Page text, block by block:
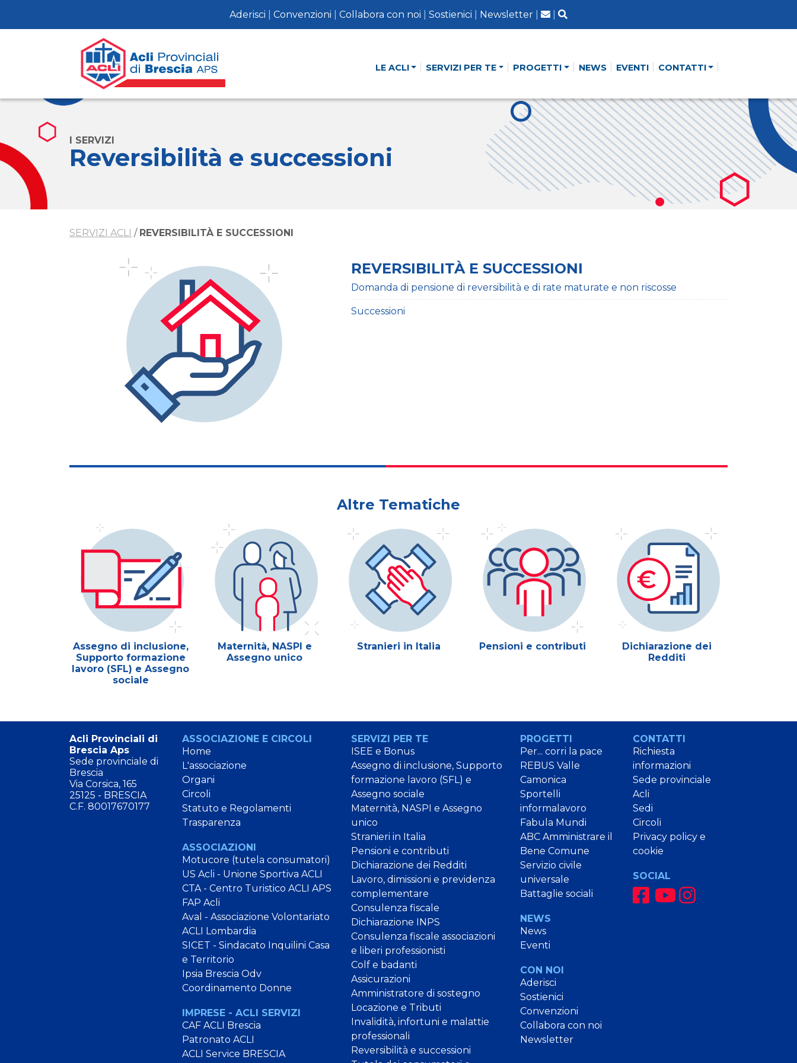
Aderisci Convenzioni Collabora con noi Sostienici Newsletter
LE ACLI SERVIZI PER TE PROGETTI NEWS EVENTI CONTATTI
I SERVIZI
Reversibilità e successioni
SERVIZI ACLI / REVERSIBILITÀ E SUCCESSIONI
REVERSIBILITÀ E SUCCESSIONI
Domanda di pensione di reversibilità e di rate maturate e non riscosse
Successioni
Altre Tematiche
Assegno di inclusione,
Supporto formazione
lavoro (SFL) e Assegno
sociale
Maternità, NASPI e
Assegno unico
Stranieri in Italia Pensioni e contributi
Dichiarazione dei
Redditi
Acli Provinciali di
Brescia Aps
Sede provinciale di
Brescia
Via Corsica, 165
25125 - BRESCIA
C.F. 80017670177
ASSOCIAZIONE E CIRCOLI
Home
L'associazione
Organi
Circoli
Statuto e Regolamenti
Trasparenza
ASSOCIAZIONI
Motucore (tutela consumatori)
US Acli - Unione Sportiva ACLI
CTA - Centro Turistico ACLI APS
FAP Acli
Aval - Associazione Volontariato
ACLI Lombardia
SICET - Sindacato Inquilini Casa
e Territorio
Ipsia Brescia Odv
Coordinamento Donne
IMPRESE - ACLI SERVIZI
CAF ACLI Brescia
Patronato ACLI
ACLI Service BRESCIA
SERVIZI PER TE
ISEE e Bonus
Assegno di inclusione, Supporto
formazione lavoro (SFL) e
Assegno sociale
Maternità, NASPI e Assegno
unico
Stranieri in Italia
Pensioni e contributi
Dichiarazione dei Redditi
Lavoro, dimissioni e previdenza
complementare
Consulenza fiscale
Dichiarazione INPS
Consulenza fiscale associazioni
e liberi professionisti
Colf e badanti
Assicurazioni
Amministratore di sostegno
Locazione e Tributi
Invalidità, infortuni e malattie
professionali
Reversibilità e successioni
PROGETTI
Per... corri la pace
REBUS Valle
Camonica
Sportelli
informalavoro
Fabula Mundi
ABC Amministrare il
Bene Comune
Servizio civile
universale
Battaglie sociali
NEWS
News
Eventi
CON NOI
Aderisci
Sostienici
Convenzioni
Collabora con noi
Newsletter
CONTATTI
Richiesta
informazioni
Sede provinciale
Acli
Sedi
Circoli
Privacy policy e
cookie
SOCIAL